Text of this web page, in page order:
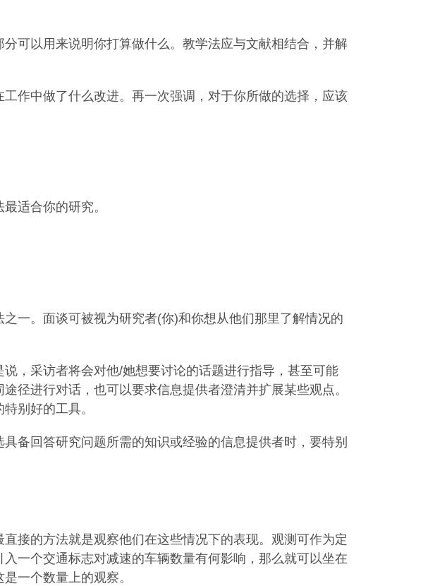
可以用来说明你打算做什么。教学法应与文献相结合，并解
作中做了什么改进。再一次强调，对于你所做的选择，应该
适合你的研究。
一。面谈可被视为研究者(你)和你想从他们那里了解情况的
，采访者将会对他/她想要讨论的话题进行指导，甚至可能
径进行对话，也可以要求信息提供者澄清并扩展某些观点。
别好的工具。
备回答研究问题所需的知识或经验的信息提供者时，要特别
接的方法就是观察他们在这些情况下的表现。观测可作为定
一个交通标志对减速的车辆数量有何影响，那么就可以坐在
一个数量上的观察。